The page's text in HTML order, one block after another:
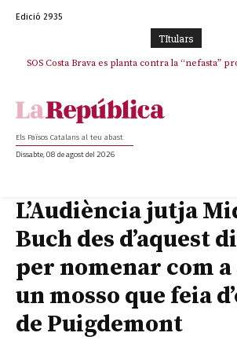
Edició 2935
TItulars
SOS Costa Brava es planta contra la “nefasta”
La memòria viva de Josep Sunyol uneix
Els Països Catalans al teu abast
Dissabte, 08 de agost del 2026
L’Audiència jutja
Buch des d’aquest
per nomenar com a
un mosso que feia
de Puigdemont